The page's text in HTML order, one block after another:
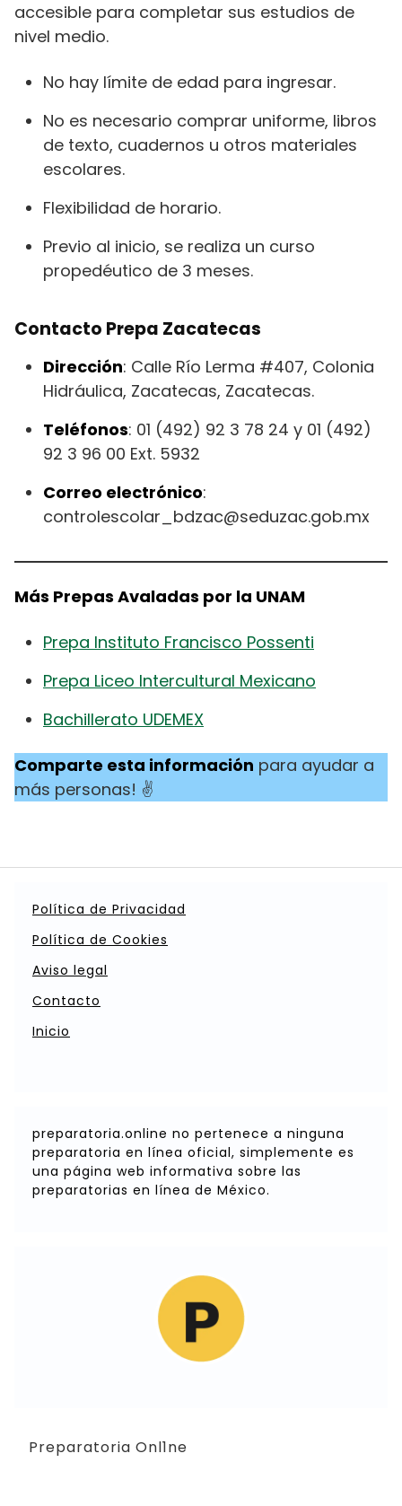
accesible para completar sus estudios de
nivel medio.
No hay límite de edad para ingresar.
No es necesario comprar uniforme, libros
de texto, cuadernos u otros materiales
escolares.
Flexibilidad de horario.
Previo al inicio, se realiza un curso
propedéutico de 3 meses.
Contacto Prepa Zacatecas
Dirección: Calle Río Lerma #407, Colonia
Hidráulica, Zacatecas, Zacatecas.
Teléfonos: 01 (492) 92 3 78 24 y 01 (492)
92 3 96 00 Ext. 5932
Correo electrónico:
controlescolar_bdzac@seduzac.gob.mx
Más Prepas Avaladas por la UNAM
Prepa Instituto Francisco Possenti
Prepa Liceo Intercultural Mexicano
Bachillerato UDEMEX
Comparte esta información para ayudar a
más personas! ✌
Política de Privacidad
Política de Cookies
Aviso legal
Contacto
Inicio
preparatoria.online no pertenece a ninguna
preparatoria en línea oficial, simplemente es
una página web informativa sobre las
preparatorias en línea de México.
Preparatoria Onl1ne